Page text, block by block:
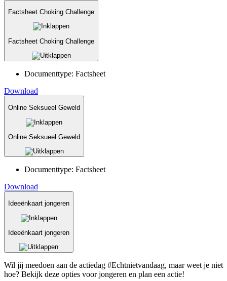
Factsheet Choking Challenge
Factsheet Choking Challenge
Documenttype: Factsheet
Download
Online Seksueel Geweld
Online Seksueel Geweld
Documenttype: Factsheet
Download
Ideeënkaart jongeren
Ideeënkaart jongeren
Wil jij meedoen aan de actiedag #Echtnietvandaag, maar weet je niet
hoe? Bekijk deze opties voor jongeren en plan een actie!